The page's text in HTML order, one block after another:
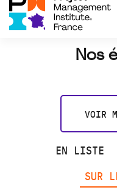
Nos
VOIR
EN LISTE
SUR